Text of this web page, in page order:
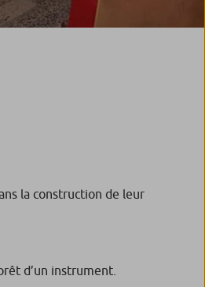
la construction de leur
d’un instrument.